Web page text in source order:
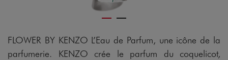
FLOWER BY KENZO L’Eau de Parfum, une icône de la
parfumerie. KENZO crée le parfum du coquelicot,